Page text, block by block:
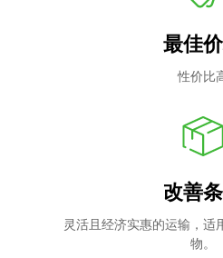
最佳
性价比
改善
灵活且经济实惠的运输，适
物。